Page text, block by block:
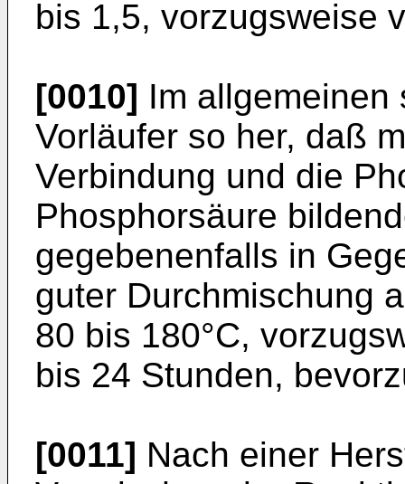
bis 1,5, vorzugsweise
[0010] Im allgemeinen
Vorläufer so her, daß
Verbindung und die
Phosphorsäure
gegebenenfalls in
guter Durchmischung
80 bis 180°C,
bis 24 Stunden,
[0011] Nach einer